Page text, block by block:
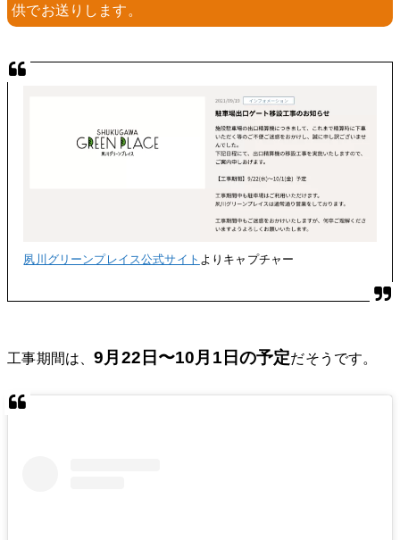
供でお送りします。
夙川グリーンプレイス公式サイト よりキャプチャー
工事期間は、9月22日〜10月1日の予定だそうです。